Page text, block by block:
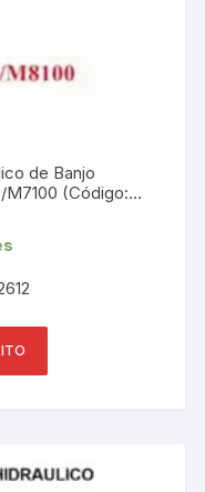
de Banjo
M7100 (Código: